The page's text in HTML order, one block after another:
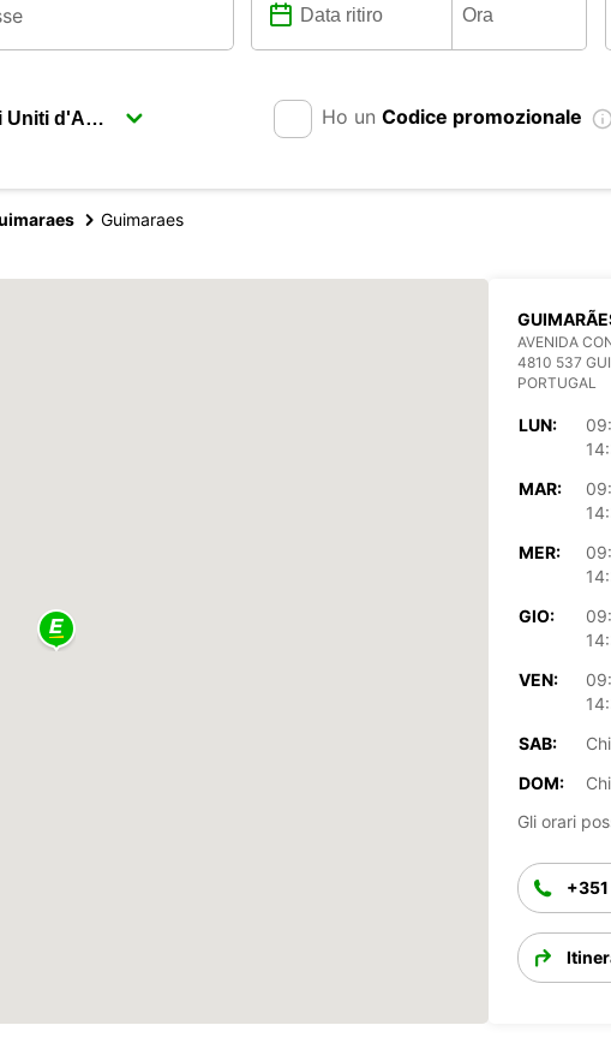
Ho un Codice promozionale
Guimaraes
AVENIDA
4810 537
PORTUGAL
LUN:
MAR:
MER:
GIO:
VEN:
SAB:
DOM:
Gli orari